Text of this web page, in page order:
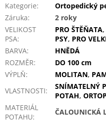
Kategorie:
Ortopedický
Záruka:
2 roky
VELIKOST
PSA:
PRO ŠTĚŇATA,
PSY, PRO
BARVA:
HNĚDÁ
ROZMĚR:
DO 100 cm
VÝPLŇ: MOLITAN,
VLASTNOSTI: SNÍMATELNÝ
POTAH,
MATERIÁL
POTAHU:
ČALOUNICKÁ